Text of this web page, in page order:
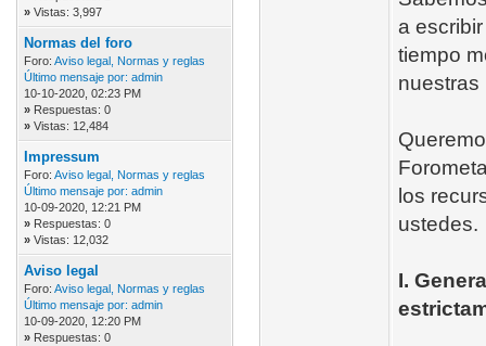
» Vistas: 3,997
Normas del foro
Foro: Aviso legal, Normas y reglas
Último mensaje por: admin
10-10-2020, 02:23 PM
» Respuestas: 0
» Vistas: 12,484
Impressum
Foro: Aviso legal, Normas y reglas
Último mensaje por: admin
10-09-2020, 12:21 PM
» Respuestas: 0
» Vistas: 12,032
Aviso legal
Foro: Aviso legal, Normas y reglas
Último mensaje por: admin
10-09-2020, 12:20 PM
» Respuestas: 0
a
tiempo
nuestras
los
ustedes.
I.